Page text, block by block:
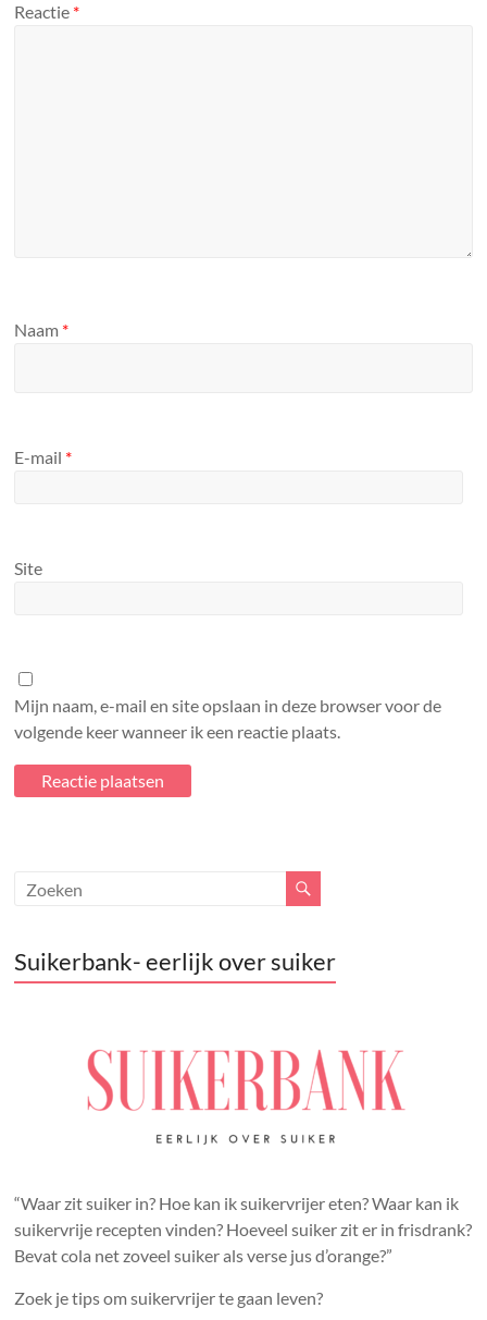
Reactie *
Naam *
E-mail *
Site
Mijn naam, e-mail en site opslaan in deze browser voor de
volgende keer wanneer ik een reactie plaats.
Suikerbank- eerlijk over suiker
“Waar zit suiker in? Hoe kan ik suikervrijer eten? Waar kan ik
suikervrije recepten vinden? Hoeveel suiker zit er in frisdrank?
Bevat cola net zoveel suiker als verse jus d’orange?”
Zoek je tips om suikervrijer te gaan leven?